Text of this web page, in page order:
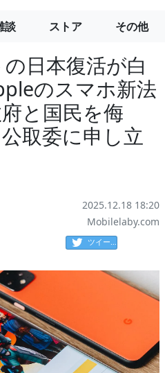
談 ストア その他
日本復活が白
のスマホ新法
と国民を侮
取委に申し立
2025.12.18 18:20
Mobilelaby.com
ツイート